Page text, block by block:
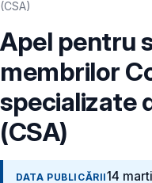
(CSA)
Apel pentru
membrilor
specializate
(CSA)
DATA PUBLICĂRII14